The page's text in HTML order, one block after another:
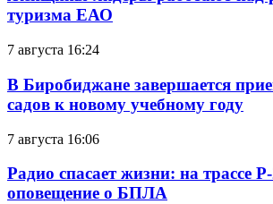
туризма ЕАО
7 августа 16:24
В Биробиджане завершается
садов к новому учебному году
7 августа 16:06
Радио спасает жизни: на трассе
оповещение о БПЛА